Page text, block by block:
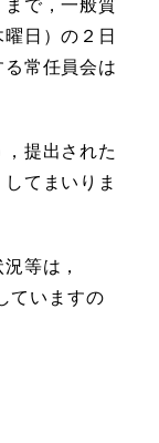
日）の２日
常任員会は
提出された
てまいりま
等は，
ていますの